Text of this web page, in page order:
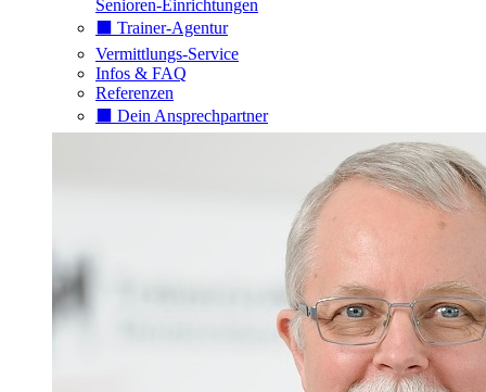
Senioren-Einrichtungen
⬛️ Trainer-Agentur
Vermittlungs-Service
Infos & FAQ
Referenzen
⬛️ Dein Ansprechpartner